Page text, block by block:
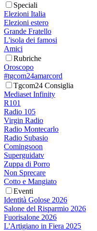
Speciali
Elezioni Italia
Elezioni estero
Grande Fratello
L'isola dei famosi
Amici
Rubriche
Oroscopo
#tgcom24amarcord
Tgcom24 Consiglia
Mediaset Infinity
R101
Radio 105
Virgin Radio
Radio Montecarlo
Radio Subasio
Comingsoon
Superguidatv
Zuppa di Porro
Non Sprecare
Cotto e Mangiato
Eventi
Identità Golose 2026
Salone del Risparmio 2026
Fuorisalone 2026
L'Artigiano in Fiera 2025